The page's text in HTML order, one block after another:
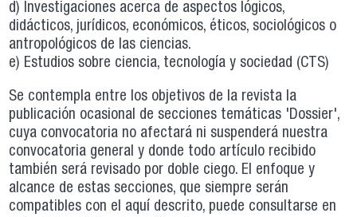
d) Investigaciones acerca de aspectos lógicos,
didácticos, jurídicos, económicos, éticos, sociológicos o
antropológicos de las ciencias.
e) Estudios sobre ciencia, tecnología y sociedad (CTS)
Se contempla entre los objetivos de la revista la
publicación ocasional de secciones temáticas 'Dossier',
cuya convocatoria no afectará ni suspenderá nuestra
convocatoria general y donde todo artículo recibido
también será revisado por doble ciego. El enfoque y
alcance de estas secciones, que siempre serán
compatibles con el aquí descrito, puede consultarse en